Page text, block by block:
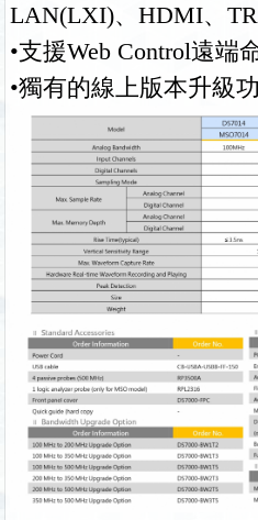
LAN(LXI)、HDMI、
•支援Web Control遠端
•獨有的線上版本升級